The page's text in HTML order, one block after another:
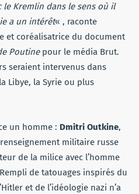
Kremlin dans le sens où il
a un intérêt« , raconte
et coréalisatrice du document
Poutinepour le média Brut.
seraient intervenus dans
Libye, la Syrie ou plus
un homme : Dmitri Outkine,
militaire russe
de la milice avec l’homme
de tatouages inspirés du
et de l’idéologie nazi n’a